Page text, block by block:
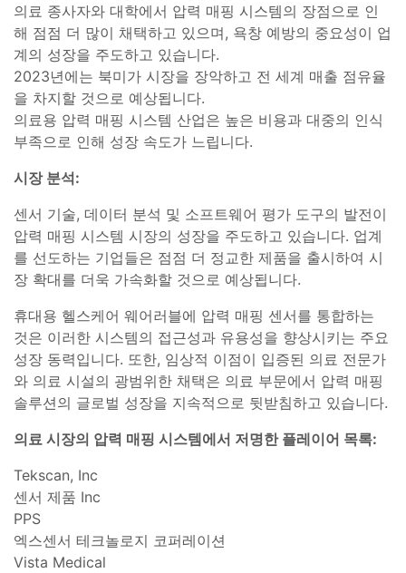
의료 종사자와 대학에서 압력 매핑 시스템의 장점으로 인
해 점점 더 많이 채택하고 있으며, 욕창 예방의 중요성이 업
계의 성장을 주도하고 있습니다.
2023년에는 북미가 시장을 장악하고 전 세계 매출 점유율
을 차지할 것으로 예상됩니다.
의료용 압력 매핑 시스템 산업은 높은 비용과 대중의 인식
부족으로 인해 성장 속도가 느립니다.
시장 분석:
센서 기술, 데이터 분석 및 소프트웨어 평가 도구의 발전이
압력 매핑 시스템 시장의 성장을 주도하고 있습니다. 업계
를 선도하는 기업들은 점점 더 정교한 제품을 출시하여 시
장 확대를 더욱 가속화할 것으로 예상됩니다.
휴대용 헬스케어 웨어러블에 압력 매핑 센서를 통합하는
것은 이러한 시스템의 접근성과 유용성을 향상시키는 주요
성장 동력입니다. 또한, 임상적 이점이 입증된 의료 전문가
와 의료 시설의 광범위한 채택은 의료 부문에서 압력 매핑
솔루션의 글로벌 성장을 지속적으로 뒷받침하고 있습니다.
의료 시장의 압력 매핑 시스템에서 저명한 플레이어 목록:
Tekscan, Inc
센서 제품 Inc
PPS
엑스센서 테크놀로지 코퍼레이션
Vista Medical